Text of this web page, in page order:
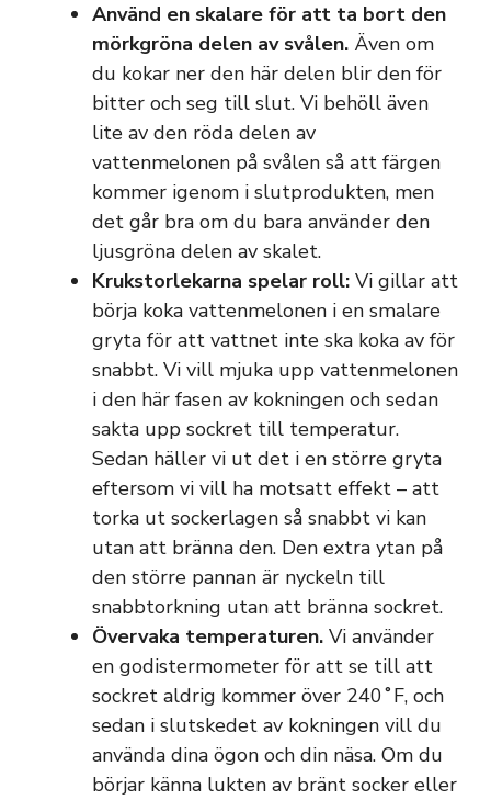
Använd en skalare för att ta bort den
mörkgröna delen av svålen. Även om
du kokar ner den här delen blir den för
bitter och seg till slut. Vi behöll även
lite av den röda delen av
vattenmelonen på svålen så att färgen
kommer igenom i slutprodukten, men
det går bra om du bara använder den
ljusgröna delen av skalet.
Krukstorlekarna spelar roll: Vi gillar att
börja koka vattenmelonen i en smalare
gryta för att vattnet inte ska koka av för
snabbt. Vi vill mjuka upp vattenmelonen
i den här fasen av kokningen och sedan
sakta upp sockret till temperatur.
Sedan häller vi ut det i en större gryta
eftersom vi vill ha motsatt effekt – att
torka ut sockerlagen så snabbt vi kan
utan att bränna den. Den extra ytan på
den större pannan är nyckeln till
snabbtorkning utan att bränna sockret.
Övervaka temperaturen. Vi använder
en godistermometer för att se till att
sockret aldrig kommer över 240˚F, och
sedan i slutskedet av kokningen vill du
använda dina ögon och din näsa. Om du
börjar känna lukten av bränt socker eller